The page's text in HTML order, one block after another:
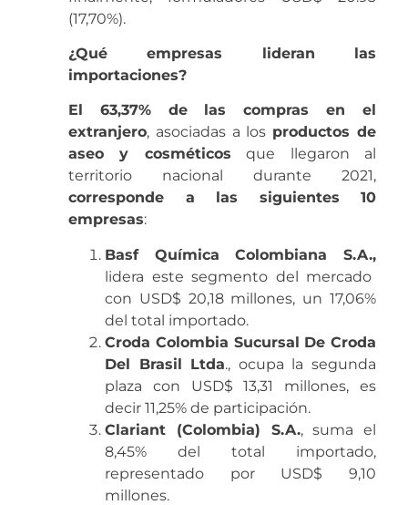
(17,70%).
¿Qué empresas lideran las
importaciones?
El 63,37% de las compras en el
extranjero, asociadas a los productos de
aseo y cosméticos que llegaron al
territorio nacional durante 2021,
corresponde a las siguientes 10
empresas:
Basf Química Colombiana S.A.,
lidera este segmento del mercado
con USD$ 20,18 millones, un 17,06%
del total importado.
Croda Colombia Sucursal De Croda
Del Brasil Ltda., ocupa la segunda
plaza con USD$ 13,31 millones, es
decir 11,25% de participación.
Clariant (Colombia) S.A., suma el
8,45% del total importado,
representado por USD$ 9,10
millones.